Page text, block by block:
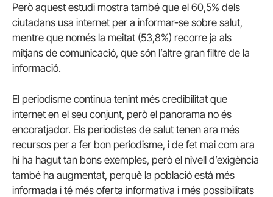
Però aquest estudi mostra també que el 60,5% dels
ciutadans usa internet per a informar-se sobre salut,
mentre que només la meitat (53,8%) recorre ja als
mitjans de comunicació, que són l’altre gran filtre de la
informació.
El periodisme continua tenint més credibilitat que
internet en el seu conjunt, però el panorama no és
encoratjador. Els periodistes de salut tenen ara més
recursos per a fer bon periodisme, i de fet mai com ara
hi ha hagut tan bons exemples, però el nivell d’exigència
també ha augmentat, perquè la població està més
informada i té més oferta informativa i més possibilitats